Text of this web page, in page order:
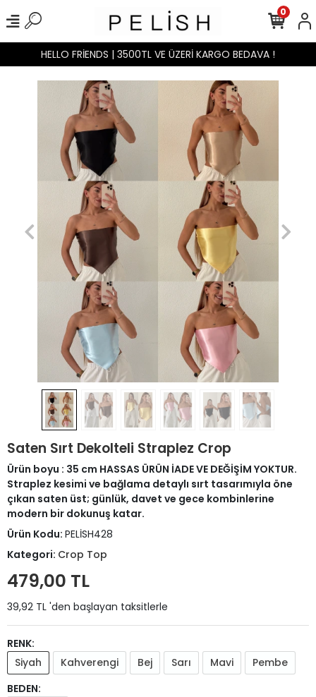
HELLO FRİENDS | 3500TL VE ÜZERİ KARGO BEDAVA !
0
Saten Sırt Dekolteli Straplez Crop
Ürün boyu : 35 cm HASSAS ÜRÜN İADE VE DEĞİŞİM YOKTUR.
Straplez kesimi ve bağlama detaylı sırt tasarımıyla öne
çıkan saten üst; günlük, davet ve gece kombinlerine
modern bir dokunuş katar.
Ürün Kodu: PELİSH428
Kategori: Crop Top
479,00 TL
39,92 TL 'den başlayan taksitlerle
RENK:
Siyah
Kahverengi Bej Sarı Mavi
Pembe
BEDEN: